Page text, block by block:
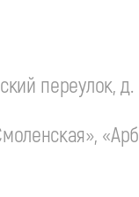
переулок, д.